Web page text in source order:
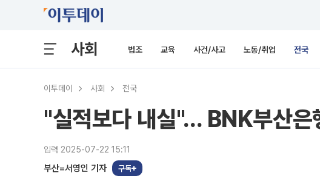
사회 법조 교육 사건/사고 노동/취업 전국
이투데이 사회 전국
"실적보다 내실"… BNK부산은
입력 2025-07-22 15:11
부산=서영인 기자 구독